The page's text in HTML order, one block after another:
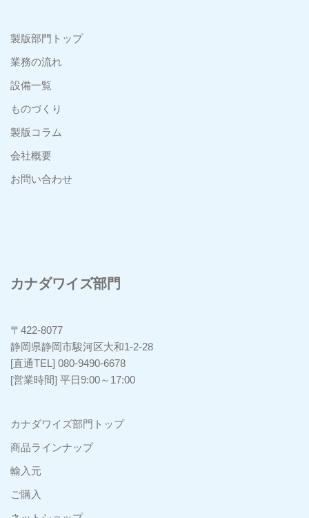
製版部門トップ
業務の流れ
設備一覧
ものづくり
製版コラム
会社概要
お問い合わせ
カナダワイズ部門
〒422-8077
静岡県静岡市駿河区大和1-2-28
[直通TEL] 080-9490-6678
[営業時間] 平日9:00～17:00
カナダワイズ部門トップ
商品ラインナップ
輸入元
ご購入